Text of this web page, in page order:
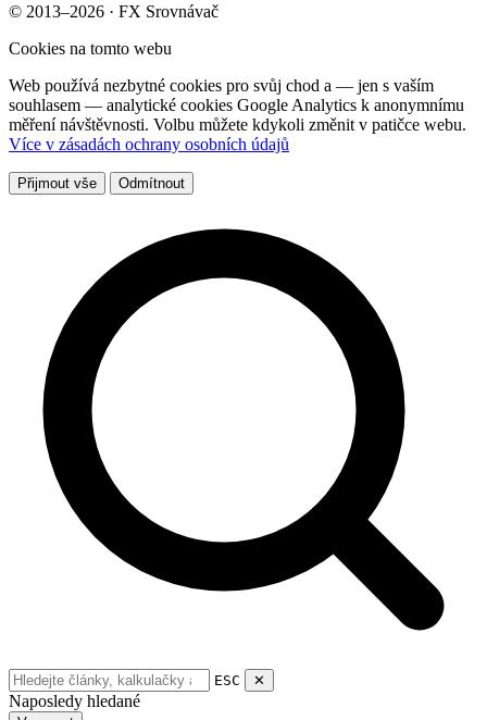
© 2013–2026 · FX Srovnávač
Cookies na tomto webu
Web používá nezbytné cookies pro svůj chod a — jen s vaším
souhlasem — analytické cookies Google Analytics k anonymnímu
měření návštěvnosti. Volbu můžete kdykoli změnit v patičce webu.
Více v zásadách ochrany osobních údajů
Přijmout vše Odmítnout
ESC ✕
Naposledy hledané